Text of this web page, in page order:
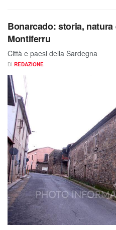
Bonarcado: storia,
Montiferru
Città e paesi della Sardegna
DI REDAZIONE